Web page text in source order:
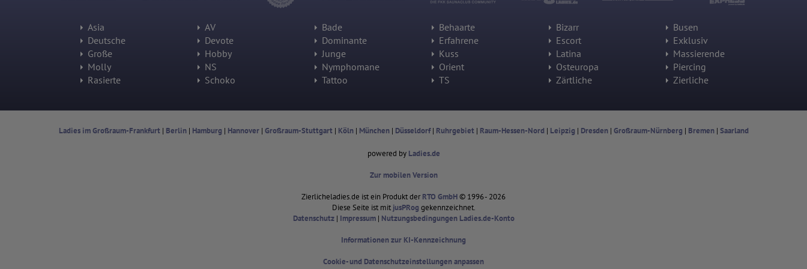
Wie lange blieb der Besucher?
Ort der Verarbeitung:
Europäische Union & USA
Wir nutzen Hotjar als Webanalysedient. Es wird verwendet, um Daten
über das Benutzerverhalten zu sammeln. Hotjar kann auch im
verarbeiten.
Herausgeber:
IP-Adresse
Mausbewegungen
Besuchte Seiten
Bildschirmauflösung
Eindeutige Gerätekennung
Gerätebestriebssystem
Asia AV Bade Behaarte Bizarr
Busen
Deutsche
Devote Dominante Erfahrene Escort
Exklusiv
Große
Hobby Junge Kuss Latina
Massierende
Molly
NS Nymphomane Orient Osteuropa
Piercing
Rasierte
Schoko Tattoo TS Zärtliche Zierliche
Ladies im Großraum-Frankfurt | Berlin| Hamburg | Hannover| Großraum-Stuttgart | Köln| München| Düsseldorf| Ruhrgebiet | Raum-Hessen-Nord | Leipzig | Dresden| Großraum-Nürnberg | Bremen| Saarland
powered by Ladies.de
Zur mobilen Version
Zierlicheladies.de ist ein Produkt der RTO GmbH© 1996 - 2026
Diese Seite ist mit jusPRog gekennzeichnet.
Datenschutz| Impressum| Nutzungsbedingungen Ladies.de-Konto
Informationen zur KI-Kennzeichnung
Cookie- und Datenschutzeinstellungen anpassen